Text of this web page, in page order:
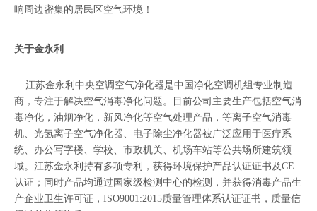
响周边密集的居民区空气环境！
关于金永利
江苏金永利 中央空调空气净化器是中国净化空调机组专业制造
商，专注于解决空气消毒净化问题。目前公司主要生产包括空气消
毒净化，油烟净化，新风净化等空气处理产品， 等离子空气消毒
机、 光氢离子空气净化器、 电子除尘净化器被广泛应用于医疗系
统、办公写字楼、学校、市政机关、机场车站等公共场所建筑领
域。江苏金永利持有多项专利，获得环境保护产品认证证书及CE
认证；同时产品均通过国家级检测中心的检测，并获得消毒产品生
产企业卫生许可证，ISO9001:2015质量管理体系认证证书，质量信